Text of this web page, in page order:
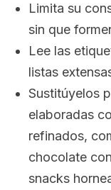
Limita su
sin que
Lee las
listas
Sustitúyelos
elaboradas
refinados,
chocolate
snacks